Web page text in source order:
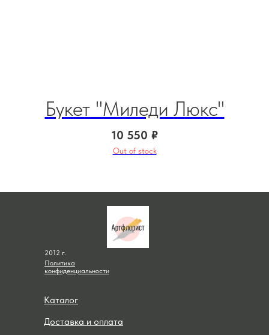
Букет "Миледи Люкс"
10 550 ₽
Out of stock
Каталог
Доставка и оплата
2012 г.
Политика
конфиденциальности